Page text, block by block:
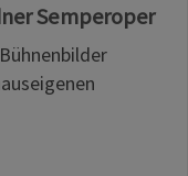
Semperoper